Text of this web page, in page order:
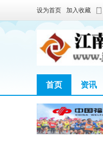
设为首页 加入收藏
首页 资讯